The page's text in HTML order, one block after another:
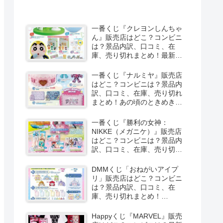
一番くじ『クレヨンしんちゃ
ん』販売店はどこ？コンビニ
は？景品内訳、口コミ、在
庫、売り切れまとめ！最新は
2026/8/8より新発売！
一番くじ『ナルミヤ』販売店
はどこ？コンビニは？景品内
訳、口コミ、在庫、売り切れ
まとめ！あの頃のときめきメ
ミマで新発売！しまむら系列
のアベイルも！
一番くじ『勝利の女神：
NIKKE（メガニケ）』販売店
はどこ？コンビニは？景品内
訳、口コミ、在庫、売り切れ
CHAPTER8（第8弾）が
2026/8/8より新発売！
DMMくじ「おねがいアイプ
リ」販売店はどこ？コンビニ
は？景品内訳、口コミ、在
庫、売り切れまとめ！
新発売！
Happyくじ『MARVEL』販売